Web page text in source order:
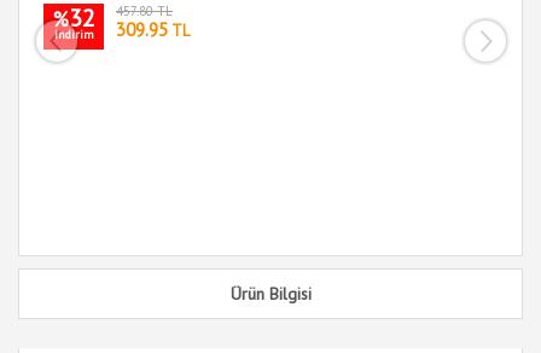
%32
indirim
457.80 TL
309.95 TL
Ürün Bilgisi